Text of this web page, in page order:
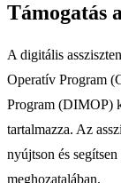
Támogatás
A digitális
Operatív Program
Program (DIMOP)
tartalmazza. Az
nyújtson és
meghozatalában.